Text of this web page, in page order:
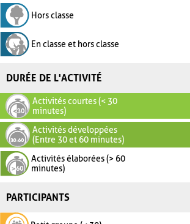
Hors classe
En classe et hors classe
DURÉE DE L'ACTIVITÉ
Activités courtes (< 30
minutes)
Activités développées
(Entre 30 et 60 minutes)
Activités élaborées (> 60
minutes)
PARTICIPANTS